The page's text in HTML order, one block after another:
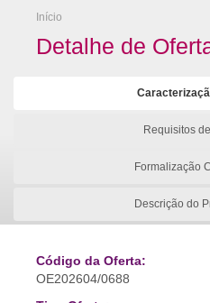
Início
Detalhe de
Requisitos
Formalização
Descrição do
Código da Oferta:
OE202604/0688